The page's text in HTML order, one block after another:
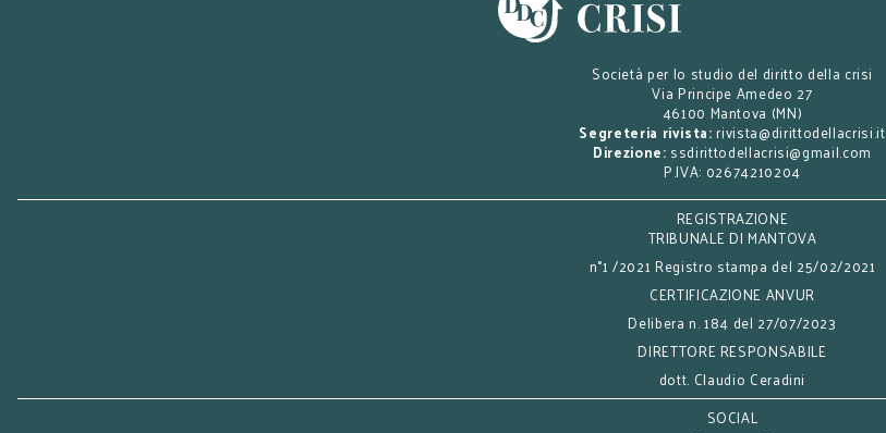
Società per lo studio del diritto della crisi
Via Principe Amedeo 27
46100 Mantova (MN)
Segreteria rivista: rivista@dirittodellacrisi.it
Direzione: ssdirittodellacrisi@gmail.com
P.IVA: 02674210204
REGISTRAZIONE
TRIBUNALE DI MANTOVA
n°1 /2021 Registro stampa del 25/02/2021
CERTIFICAZIONE ANVUR
Delibera n. 184 del 27/07/2023
DIRETTORE RESPONSABILE
dott. Claudio Ceradini
SOCIAL